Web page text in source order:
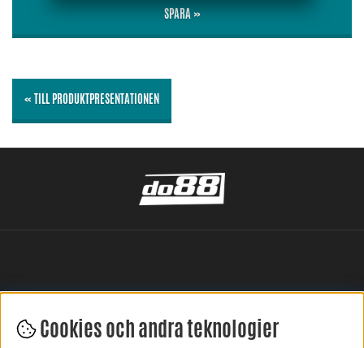
SPARA »
« TILL PRODUKTPRESENTATIONEN
LÄMNA DIN RECENSION HÄR
Cookies och andra teknologier